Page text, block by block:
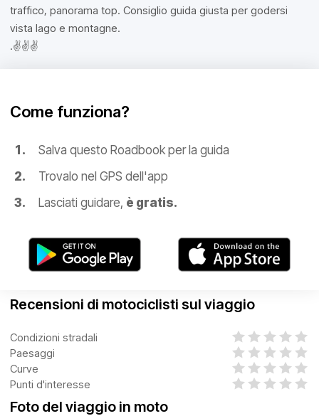
traffico, panorama top. Consiglio guida giusta per godersi
vista lago e montagne.
.✌️✌️✌️
Come funziona?
Salva questo Roadbook per la guida
Trovalo nel GPS dell'app
Lasciati guidare, è gratis.
Recensioni di motociclisti sul viaggio
Condizioni stradali
Paesaggi
Curve
Punti d'interesse
Foto del viaggio in moto